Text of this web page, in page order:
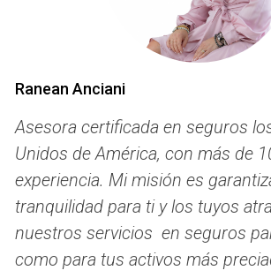
lo que significa que incluyen una
servicios médicos esenciales. Estos
visitas al médico, hospitalización,
recetados, atención preventiva, salud
seguro de que está protegido ante
médicos.
Prohibición de discriminación
preexistentes:
Una de las mayores preocupaciones
Ranean Anciani
Asesora certificada en seguros
Unidos de América, con más de
experiencia. Mi misión es
tranquilidad para ti y los tuyos
nuestros servicios en seguros
como para tus activos más